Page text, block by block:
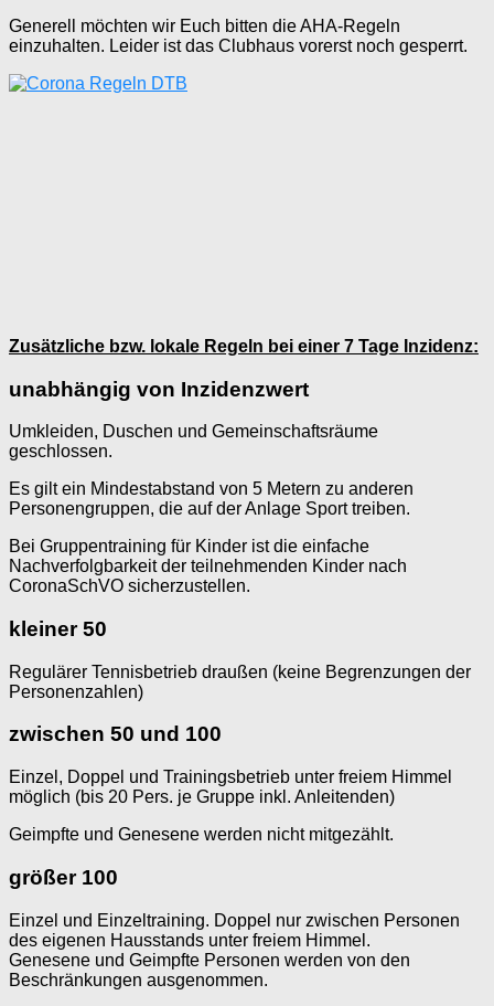
Generell möchten wir Euch bitten die AHA-Regeln
einzuhalten. Leider ist das Clubhaus vorerst noch gesperrt.
Zusätzliche bzw. lokale Regeln bei einer 7 Tage Inzidenz:
unabhängig von Inzidenzwert
Umkleiden, Duschen und Gemeinschaftsräume
geschlossen.
Es gilt ein Mindestabstand von 5 Metern zu anderen
Personengruppen, die auf der Anlage Sport treiben.
Bei Gruppentraining für Kinder ist die einfache
Nachverfolgbarkeit der teilnehmenden Kinder nach
CoronaSchVO sicherzustellen.
kleiner 50
Regulärer Tennisbetrieb draußen (keine Begrenzungen der
Personenzahlen)
zwischen 50 und 100
Einzel, Doppel und Trainingsbetrieb unter freiem Himmel
möglich (bis 20 Pers. je Gruppe inkl. Anleitenden)
Geimpfte und Genesene werden nicht mitgezählt.
größer 100
Einzel und Einzeltraining. Doppel nur zwischen Personen
des eigenen Hausstands unter freiem Himmel.
Genesene und Geimpfte Personen werden von den
Beschränkungen ausgenommen.